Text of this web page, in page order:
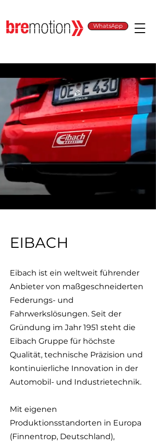
WhatsApp
EIBACH
Eibach ist ein weltweit führender
Anbieter von maßgeschneiderten
Federungs- und
Fahrwerkslösungen. Seit der
Gründung im Jahr 1951 steht die
Eibach Gruppe für höchste
Qualität, technische Präzision und
kontinuierliche Innovation in der
Automobil- und Industrietechnik.
Mit eigenen
Produktionsstandorten in Europa
(Finnentrop, Deutschland),